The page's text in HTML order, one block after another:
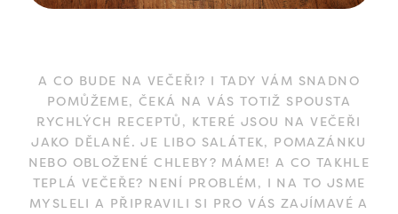
A CO BUDE NA VEČEŘI? I TADY VÁM SNADNO
POMŮŽEME, ČEKÁ NA VÁS TOTIŽ SPOUSTA
RYCHLÝCH RECEPTŮ, KTERÉ JSOU NA VEČEŘI
JAKO DĚLANÉ. JE LIBO SALÁTEK, POMAZÁNKU
NEBO OBLOŽENÉ CHLEBY? MÁME! A CO TAKHLE
TEPLÁ VEČEŘE? NENÍ PROBLÉM, I NA TO JSME
MYSLELI A PŘIPRAVILI SI PRO VÁS ZAJÍMAVÉ A